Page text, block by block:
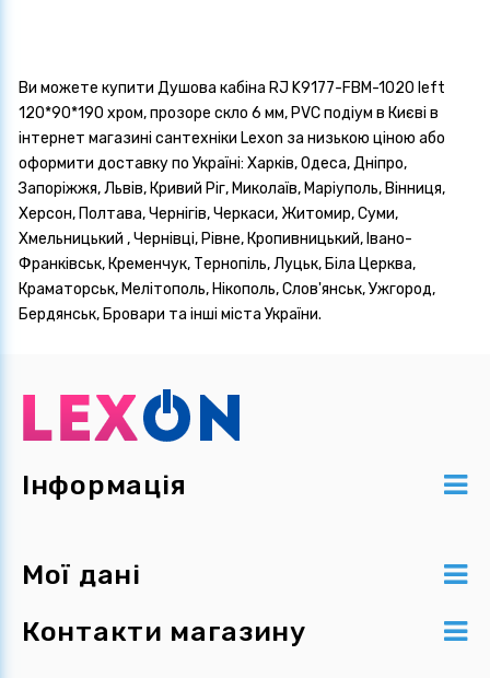
Ви можете купити Душова кабіна RJ K9177-FBM-1020 left
120*90*190 хром, прозоре скло 6 мм, PVC подіум в Києві в
інтернет магазині сантехніки Lexon за низькою ціною або
оформити доставку по Україні: Харків, Одеса, Дніпро,
Запоріжжя, Львів, Кривий Ріг, Миколаїв, Маріуполь, Вінниця,
Херсон, Полтава, Чернігів, Черкаси, Житомир, Суми,
Хмельницький , Чернівці, Рівне, Кропивницький, Івано-
Франківськ, Кременчук, Тернопіль, Луцьк, Біла Церква,
Краматорськ, Мелітополь, Нікополь, Слов'янськ, Ужгород,
Бердянськ, Бровари та інші міста України.
Інформація
Мої дані
Контакти магазину